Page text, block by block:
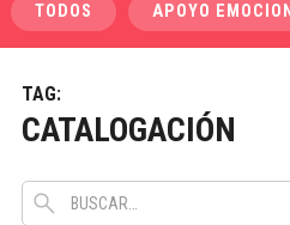
TODOS APOYO
TAG:
CATALOGACIÓN